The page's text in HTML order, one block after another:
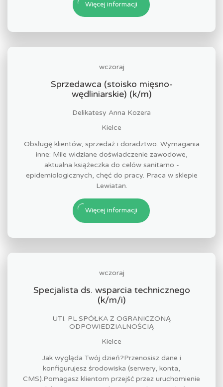
Więcej informacji
wczoraj
Sprzedawca (stoisko mięsno-
wędliniarskie) (k/m)
Delikatesy Anna Kozera
Kielce
Obsługę klientów, sprzedaż i doradztwo. Wymagania
inne: Mile widziane doświadczenie zawodowe,
aktualna książeczka do celów sanitarno -
epidemiologicznych, chęć do pracy. Praca w sklepie
Lewiatan.
Więcej informacji
wczoraj
Specjalista ds. wsparcia technicznego
(k/m/i)
UTI. PL SPÓŁKA Z OGRANICZONĄ
ODPOWIEDZIALNOŚCIĄ
Kielce
Jak wygląda Twój dzień?Przenosisz dane i
konfigurujesz środowiska (serwery, konta,
CMS).Pomagasz klientom przejść przez uruchomienie